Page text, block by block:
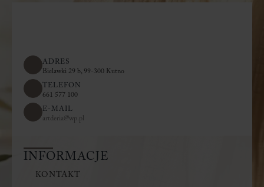
ADRES
Bielawki 29 b, 99-300 Kutno
TELEFON
661 577 100
E-MAIL
artderia@wp.pl
INFORMACJE
KONTAKT